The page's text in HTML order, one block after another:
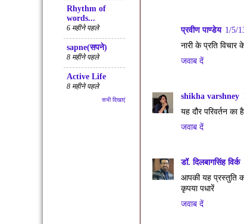
प्रवीण पाण्डेय 1/5/
नारी के प्रति
जवाब दें
shikha varshney
यह दौर परिवर्तन
जवाब दें
डॉ. दिलबागसिंह विर्क
आपकी यह प्रस्तुति
कृपया पधारें
जवाब दें
Rhythm of
words...
6 महीने पहले
sapne(सपने)
8 महीने पहले
Active Life
8 महीने पहले
सभी दिखाएं